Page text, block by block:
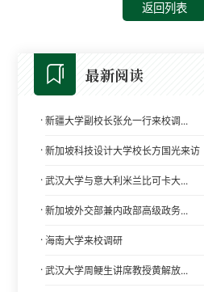
返回列表
最新阅读
· 新疆大学副校长张允一行来校调...
· 新加坡科技设计大学校长方国光来访
· 武汉大学与意大利米兰比可卡大...
· 新加坡外交部兼内政部高级政务...
· 海南大学来校调研
· 武汉大学周鲠生讲席教授黄解放...